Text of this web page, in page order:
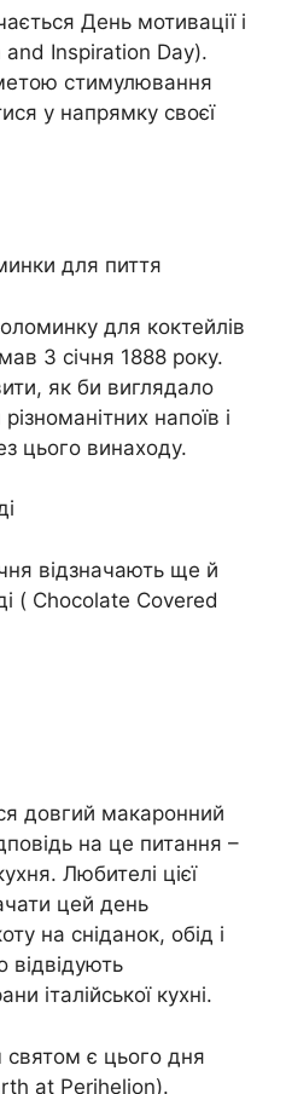
День мотивації і
Inspiration Day).
стимулювання
у напрямку своєї
для пиття
для коктейлів
3 січня 1888 року.
як би виглядало
напоїв і
цього винаходу.
відзначають ще й
( Chocolate Covered
довгий макаронний
на це питання –
Любителі цієї
цей день
на сніданок, обід і
італійської кухні.
є цього дня
at Perihelion).